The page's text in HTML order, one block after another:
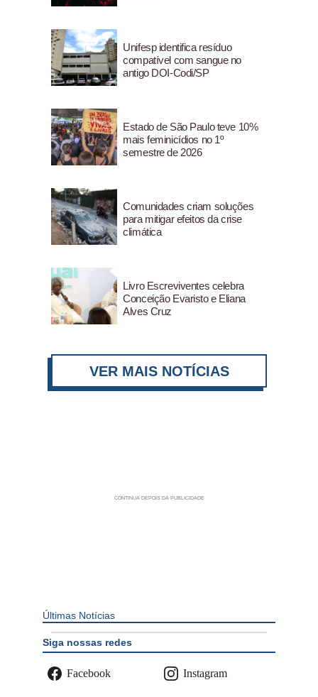
Unifesp identifica resíduo
compatível com sangue no
antigo DOI-Codi/SP
Estado de São Paulo teve 10%
mais feminicídios no 1º
semestre de 2026
Comunidades criam soluções
para mitigar efeitos da crise
climática
Livro Escreviventes celebra
Conceição Evaristo e Eliana
Alves Cruz
VER MAIS NOTÍCIAS
Últimas Notícias
Siga nossas redes
Facebook Instagram